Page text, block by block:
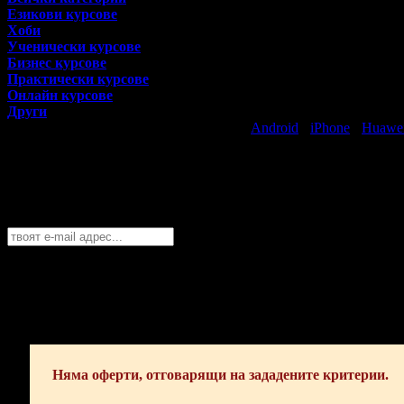
Езикови курсове
Хоби
Ученически курсове
Бизнес курсове
Практически курсове
Онлайн курсове
Други
Android iPhone
Няма оферти, отговарящи на зададените критерии.